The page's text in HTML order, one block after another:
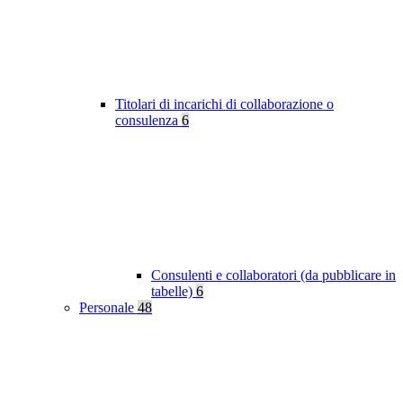
Titolari di incarichi di collaborazione o
consulenza 6
Consulenti e collaboratori (da pubblicare in
tabelle) 6
Personale 48